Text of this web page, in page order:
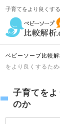
子育てをより良くす
ベビーソープ比較
をより良くするた
子育てを
のか